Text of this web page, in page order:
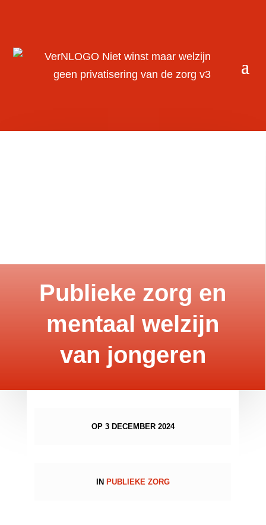
Publieke zorg en
mentaal welzijn
van jongeren
OP 3 DECEMBER 2024
IN PUBLIEKE ZORG